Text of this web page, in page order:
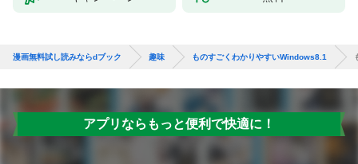
漫画無料試し読みならdブック 趣味 ものすごくわかりやすいWindows8.1
アプリならもっと便利で快適に！